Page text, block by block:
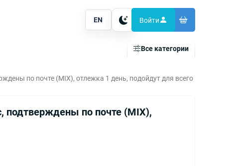
EN Тема Войти
Все категории
по почте (MIX), отлежка 1 день, подойдут для всего
подтверждены по почте (MIX),